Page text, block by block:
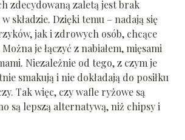
zdecydowaną zaletą jest brak
składzie. Dzięki temu – nadają się
jak i zdrowych osób, chcące
je łączyć z nabiałem, mięsami
Niezależnie od tego, z czym je
smakują i nie dokładają do posiłku
Tak więc, czy wafle ryżowe są
są lepszą alternatywą, niż chipsy i